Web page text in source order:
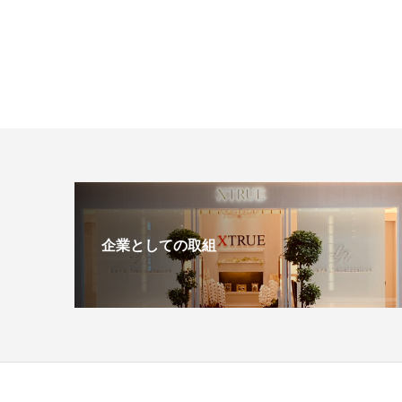
企業としての取組